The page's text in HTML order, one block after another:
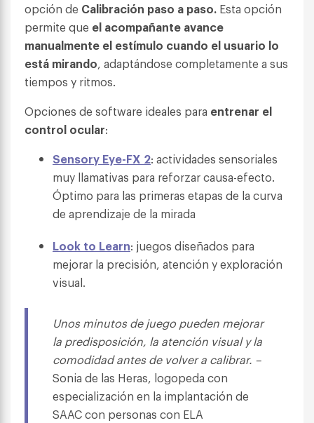
opción de Calibración paso a paso. Esta opción
permite que el acompañante avance
manualmente el estímulo cuando el usuario lo
está mirando, adaptándose completamente a sus
tiempos y ritmos.
Opciones de software ideales para entrenar el
control ocular:
Sensory Eye-FX 2: actividades sensoriales
muy llamativas para reforzar causa-efecto.
Óptimo para las primeras etapas de la curva
de aprendizaje de la mirada
Look to Learn: juegos diseñados para
mejorar la precisión, atención y exploración
visual.
Unos minutos de juego pueden mejorar
la predisposición, la atención visual y la
comodidad antes de volver a calibrar. –
Sonia de las Heras, logopeda con
especialización en la implantación de
SAAC con personas con ELA